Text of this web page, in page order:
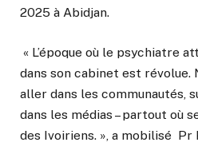
2025 à Abidjan.
« L’époque où le psychiatre
dans son cabinet est révolue.
aller dans les communautés,
dans les médias – partout où
des Ivoiriens. », a mobilisé Pr